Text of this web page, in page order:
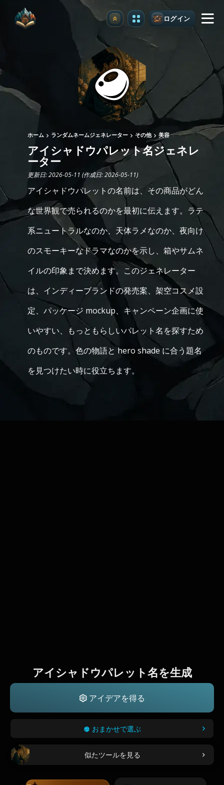
アップグレード ログイン
ホーム ランダムネームジェネレーター その他 美容
アイシャドウパレット名ジェネレ
ーター
更新日: 2026-05-11 (作成日: 2026-05-11)
アイシャドウパレットの名前は、その商品がどん
な世界観で売られるのかを最初に伝えます。ラテ
系ニュートラルなのか、天体ラメなのか、夜向け
のスモーキーなドラマなのかを示し、箱やサムネ
イルの印象まで決めます。このジェネレーター
は、インディーブランドの発売案、架空コスメ設
定、パッケージ mockup、キャンペーン企画に使
いやすい、もっともらしいパレット名を探すため
のものです。色の物語と hero shade に合う題名
を見つけたい時に役立ちます。
アイシャドウパレット名を生成
アイデアを得る
おまかせで選ぶ
似たツールを見る